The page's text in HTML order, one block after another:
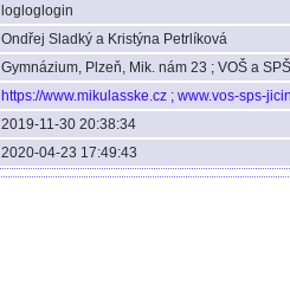
logloglogin
Ondřej Sladký a Kristýna Petrlíková
Gymnázium, Plzeň, Mik. nám 23 ; VOŠ a
https://www.mikulasske.cz ; www.vos-sps-
2019-11-30 20:38:34
2020-04-23 17:49:43